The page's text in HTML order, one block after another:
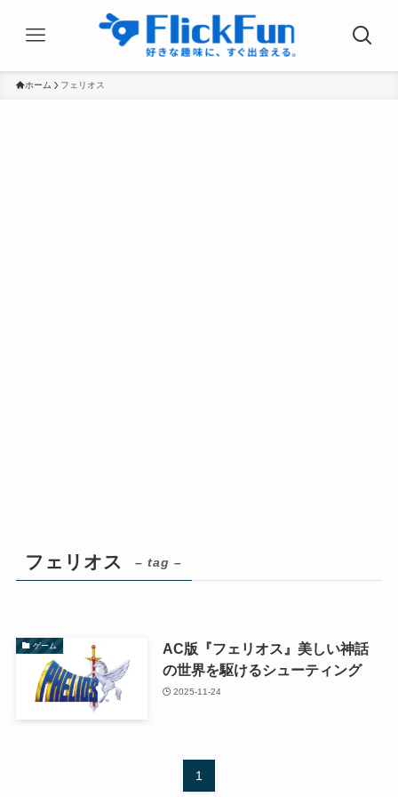
ホーム フェリオス
フェリオス – tag –
ゲーム
AC版『フェリオス』美しい神話
の世界を駆けるシューティング
2025-11-24
1